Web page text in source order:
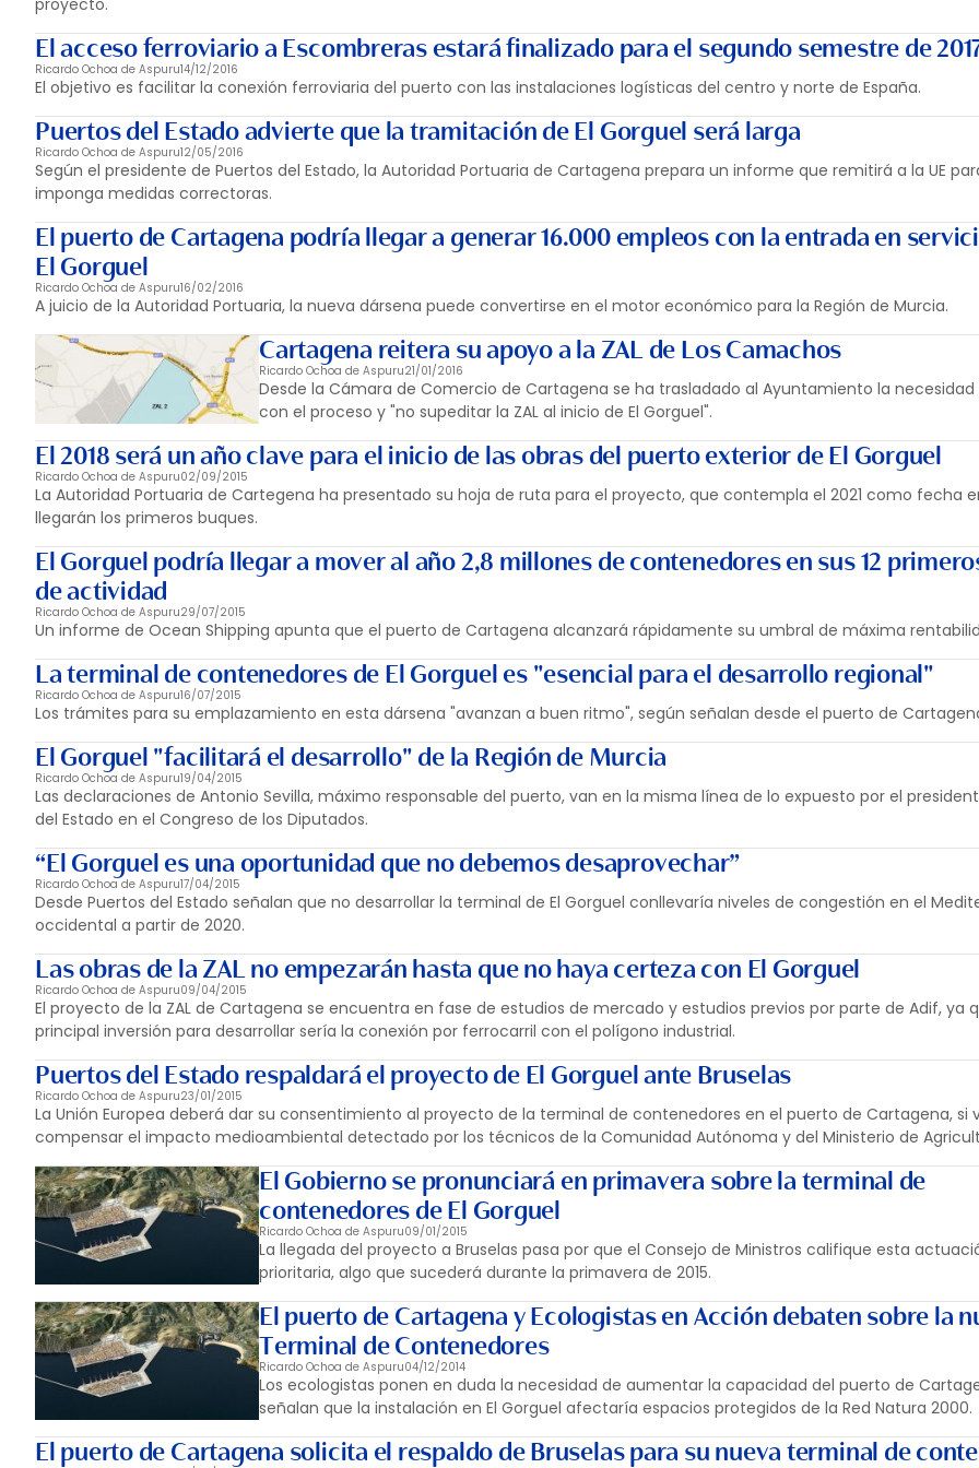
proyecto.
El acceso ferroviario a Escombreras estará finalizado para el segundo semestre de
Ricardo Ochoa de Aspuru14/12/2016
El objetivo es facilitar la conexión ferroviaria del puerto con las instalaciones logísticas del centro y norte de España.
Puertos del Estado advierte que la tramitación de El Gorguel será larga
Ricardo Ochoa de Aspuru12/05/2016
Según el presidente de Puertos del Estado, la Autoridad Portuaria de Cartagena prepara un informe que remitirá a la UE
imponga medidas correctoras.
El puerto de Cartagena podría llegar a generar 16.000 empleos con la entrada en
El Gorguel
Ricardo Ochoa de Aspuru16/02/2016
A juicio de la Autoridad Portuaria, la nueva dársena puede convertirse en el motor económico para la Región de Murcia.
Cartagena reitera su apoyo a la ZAL de Los Camachos
Ricardo Ochoa de Aspuru21/01/2016
Desde la Cámara de Comercio de Cartagena se ha trasladado al Ayuntamiento la necesidad
con el proceso y "no supeditar la ZAL al inicio de El Gorguel".
El 2018 será un año clave para el inicio de las obras del puerto exterior de El Gorguel
Ricardo Ochoa de Aspuru02/09/2015
La Autoridad Portuaria de Cartegena ha presentado su hoja de ruta para el proyecto, que contempla el 2021 como fecha
llegarán los primeros buques.
El Gorguel podría llegar a mover al año 2,8 millones de contenedores en sus 12
de actividad
Ricardo Ochoa de Aspuru29/07/2015
Un informe de Ocean Shipping apunta que el puerto de Cartagena alcanzará rápidamente su umbral de máxima
La terminal de contenedores de El Gorguel es "esencial para el desarrollo regional"
Ricardo Ochoa de Aspuru16/07/2015
Los trámites para su emplazamiento en esta dársena "avanzan a buen ritmo", según señalan desde el puerto de
El Gorguel "facilitará el desarrollo" de la Región de Murcia
Ricardo Ochoa de Aspuru19/04/2015
Las declaraciones de Antonio Sevilla, máximo responsable del puerto, van en la misma línea de lo expuesto por el
del Estado en el Congreso de los Diputados.
“El Gorguel es una oportunidad que no debemos desaprovechar”
Ricardo Ochoa de Aspuru17/04/2015
Desde Puertos del Estado señalan que no desarrollar la terminal de El Gorguel conllevaría niveles de congestión en el
occidental a partir de 2020.
Las obras de la ZAL no empezarán hasta que no haya certeza con El Gorguel
Ricardo Ochoa de Aspuru09/04/2015
El proyecto de la ZAL de Cartagena se encuentra en fase de estudios de mercado y estudios previos por parte de Adif, ya
principal inversión para desarrollar sería la conexión por ferrocarril con el polígono industrial.
Puertos del Estado respaldará el proyecto de El Gorguel ante Bruselas
Ricardo Ochoa de Aspuru23/01/2015
La Unión Europea deberá dar su consentimiento al proyecto de la terminal de contenedores en el puerto de Cartagena, si
compensar el impacto medioambiental detectado por los técnicos de la Comunidad Autónoma y del Ministerio de
El Gobierno se pronunciará en primavera sobre la terminal de
contenedores de El Gorguel
Ricardo Ochoa de Aspuru09/01/2015
La llegada del proyecto a Bruselas pasa por que el Consejo de Ministros califique esta
prioritaria, algo que sucederá durante la primavera de 2015.
El puerto de Cartagena y Ecologistas en Acción debaten sobre la
Terminal de Contenedores
Ricardo Ochoa de Aspuru04/12/2014
Los ecologistas ponen en duda la necesidad de aumentar la capacidad del puerto de
señalan que la instalación en El Gorguel afectaría espacios protegidos de la Red Natura 2000.
El puerto de Cartagena solicita el respaldo de Bruselas para su nueva terminal de